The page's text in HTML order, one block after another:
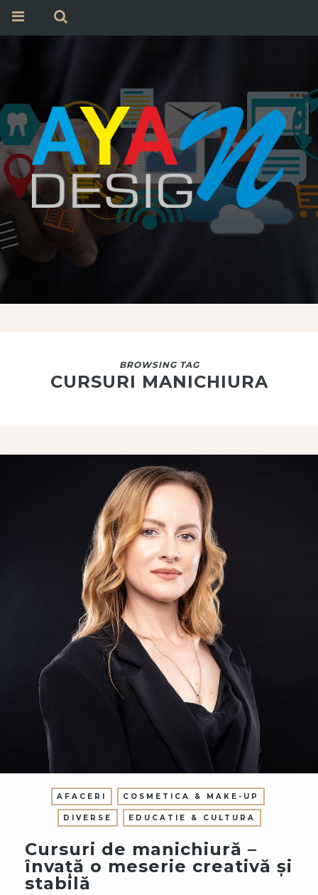
BROWSING TAG
CURSURI MANICHIURA
AFACERI COSMETICA & MAKE-UP
DIVERSE EDUCATIE & CULTURA
Cursuri de manichiură –
învață o meserie creativă și
stabilă